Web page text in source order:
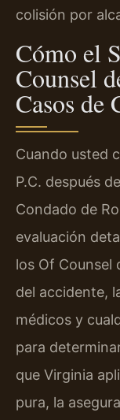
colisión por
Cómo el
Counsel
Casos de
Cuando usted
P.C. después
Condado de
evaluación
los Of Counsel
del accidente,
médicos y
para
que Virginia
pura, la